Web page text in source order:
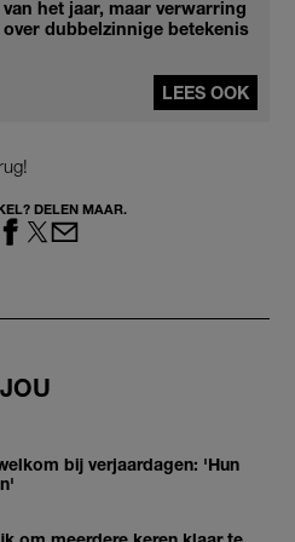
van het jaar, maar verwarring
over dubbelzinnige betekenis
LEES OOK
DELEN MAAR.
bij verjaardagen: 'Hun